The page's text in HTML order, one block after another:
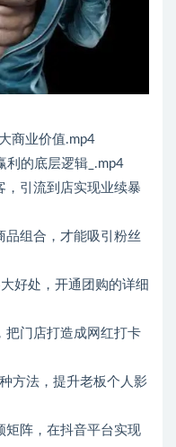
商业价值.mp4
利的底层逻辑_.mp4
，引流到店实现业续暴
品组合，才能吸引粉丝
好处，开通团购的详细
把门店打造成网红打卡
方法，提升老板个人影
矩阵，在抖音平台实现